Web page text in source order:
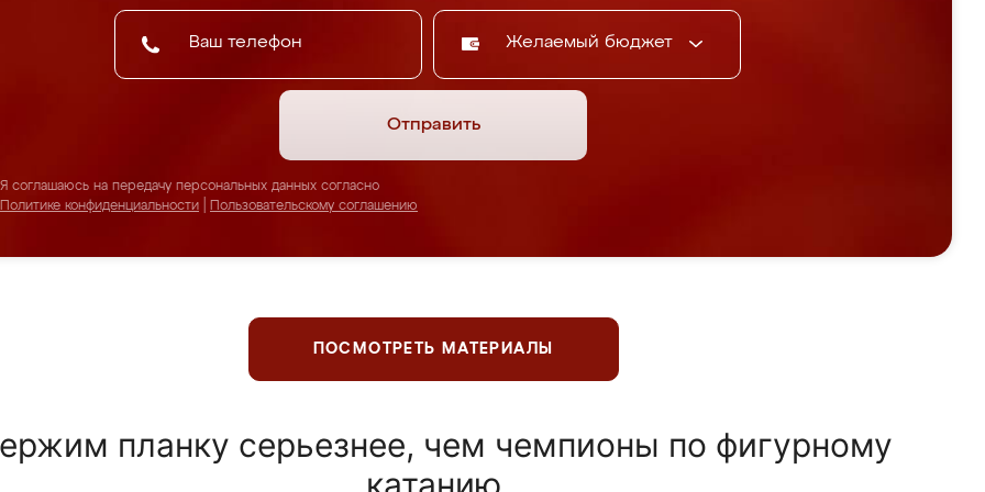
Желаемый бюджет
Отправить
Я соглашаюсь на передачу персональных данных согласно
Политике конфиденциальности
Пользовательскому соглашению
ПОСМОТРЕТЬ МАТЕРИАЛЫ
планку серьезнее, чем чемпионы по фигурному